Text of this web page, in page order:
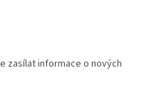
zasílat informace o nových